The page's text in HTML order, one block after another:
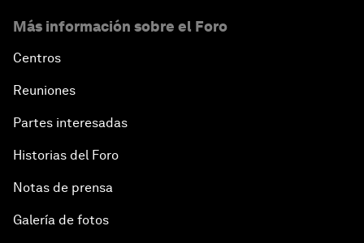
Más información sobre el Foro
Centros
Reuniones
Partes interesadas
Historias del Foro
Notas de prensa
Galería de fotos